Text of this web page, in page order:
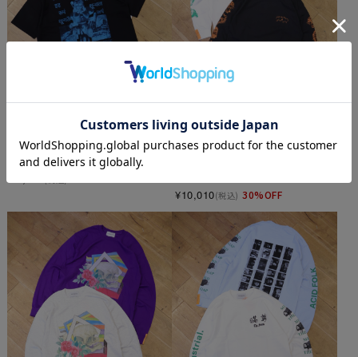
HOAX PRODUCTS 　「Voidness
Tee」　プリントティーシャツ
(税込)
Black Weirdos 　「Panther LS
Tee」　プリントロングスリーブ
ティーシャツ
¥10,010(税込) 30%OFF